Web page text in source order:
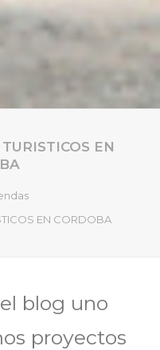
EN
EN CORDOBA
blog uno
proyectos